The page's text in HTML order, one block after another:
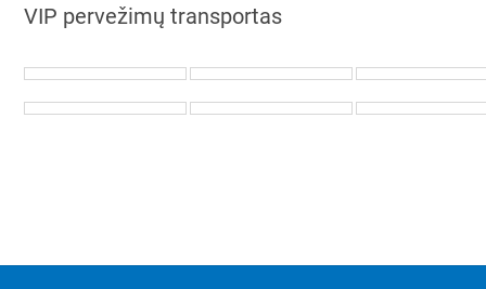
VIP pervežimų transportas